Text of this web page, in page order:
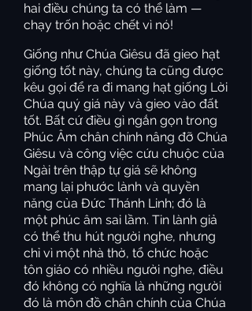
hai điều chúng ta có thể làm —
chạy trốn hoặc chết vì nó!
Giống như Chúa Giêsu đã gieo hạt
giống tốt này, chúng ta cũng được
kêu gọi để ra đi mang hạt giống Lời
Chúa quý giá này và gieo vào đất
tốt. Bất cứ điều gì ngắn gọn trong
Phúc Âm chân chính nâng đỡ Chúa
Giêsu và công việc cứu chuộc của
Ngài trên thập tự giá sẽ không
mang lại phước lành và quyền
năng của Đức Thánh Linh; đó là
một phúc âm sai lầm. Tin lành giả
có thể thu hút người nghe, nhưng
chỉ vì một nhà thờ, tổ chức hoặc
tôn giáo có nhiều người nghe, điều
đó không có nghĩa là những người
đó là môn đồ chân chính của Chúa